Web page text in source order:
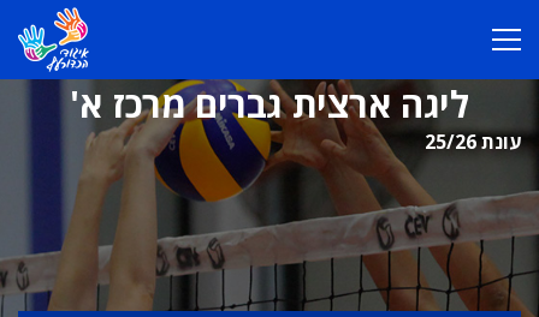
ליגה ארצית גברים מרכז א'
עונת 25/26